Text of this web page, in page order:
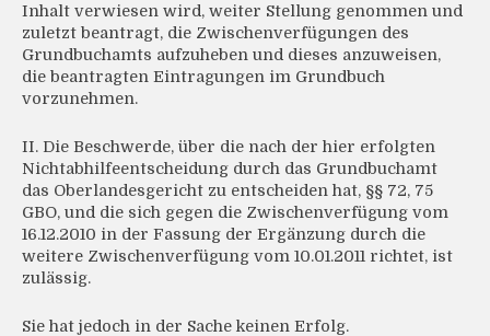
Inhalt verwiesen wird, weiter Stellung genommen und
zuletzt beantragt, die Zwischenverfügungen des
Grundbuchamts aufzuheben und dieses anzuweisen,
die beantragten Eintragungen im Grundbuch
vorzunehmen.
II. Die Beschwerde, über die nach der hier erfolgten
Nichtabhilfeentscheidung durch das Grundbuchamt
das Oberlandesgericht zu entscheiden hat, §§ 72, 75
GBO, und die sich gegen die Zwischenverfügung vom
16.12.2010 in der Fassung der Ergänzung durch die
weitere Zwischenverfügung vom 10.01.2011 richtet, ist
zulässig.
Sie hat jedoch in der Sache keinen Erfolg.